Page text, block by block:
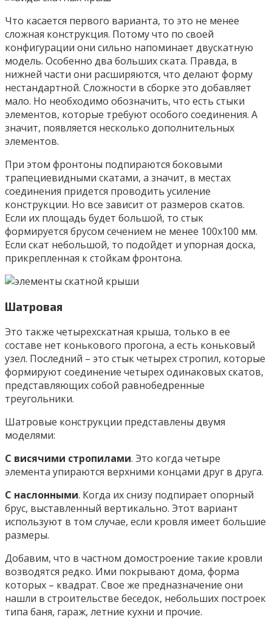
Что касается первого варианта, то это не менее
сложная конструкция. Потому что по своей
конфигурации они сильно напоминает двускатную
модель. Особенно два больших ската. Правда, в
нижней части они расширяются, что делают форму
нестандартной. Сложности в сборке это добавляет
мало. Но необходимо обозначить, что есть стыки
элементов, которые требуют особого соединения. А
значит, появляется несколько дополнительных
элементов.
При этом фронтоны подпираются боковыми
трапециевидными скатами, а значит, в местах
соединения придется проводить усиление
конструкции. Но все зависит от размеров скатов.
Если их площадь будет большой, то стык
формируется брусом сечением не менее 100х100 мм.
Если скат небольшой, то подойдет и упорная доска,
прикрепленная к стойкам фронтона.
Шатровая
Это также четырехскатная крыша, только в ее
составе нет конькового прогона, а есть коньковый
узел. Последний – это стык четырех стропил, которые
формируют соединение четырех одинаковых скатов,
представляющих собой равнобедренные
треугольники.
Шатровые конструкции представлены двумя
моделями:
С висячими стропилами. Это когда четыре
элемента упираются верхними концами друг в друга.
С наслонными. Когда их снизу подпирает опорный
брус, выставленный вертикально. Этот вариант
используют в том случае, если кровля имеет большие
размеры.
Добавим, что в частном домостроение такие кровли
возводятся редко. Ими покрывают дома, форма
которых – квадрат. Свое же предназначение они
нашли в строительстве беседок, небольших построек
типа баня, гараж, летние кухни и прочие.